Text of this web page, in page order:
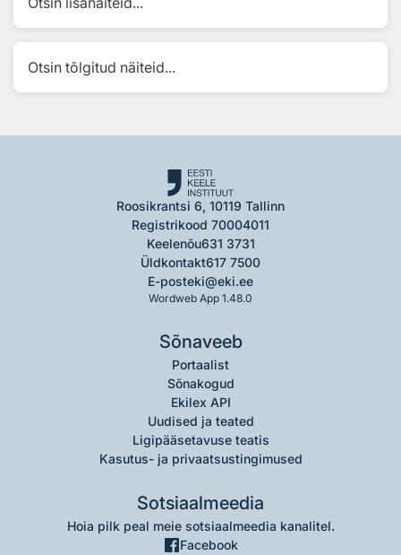
Otsin tõlgitud näiteid...
Roosikrantsi 6, 10119 Tallinn
Registrikood 70004011
Keelenõu631 3731
Üldkontakt617 7500
E-posteki@eki.ee
Wordweb App 1.48.0
Sõnaveeb
Portaalist
Sõnakogud
Ekilex API
Uudised ja teated
Ligipääsetavuse teatis
Kasutus- ja privaatsustingimused
Sotsiaalmeedia
Hoia pilk peal meie sotsiaalmeedia kanalitel.
Facebook